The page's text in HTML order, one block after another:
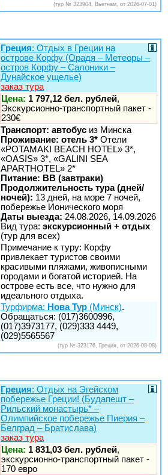
(тур № 323904, Вьетнам, от 2026-07-01)
Греция: Отдых в Греции на
острове Корфу (Орадя – Метеоры –
остров Корфу – Салоники –
Дунайское ущелье)
заказ тура
Цена: 1 797,12 бел. рублей,
Экскурсионно-транспортный пакет -
230€
Транспорт: автобус из Минска
Проживание: отель 3* Отели
«POTAMAKI BEACH HOTEL» 3*,
«OASIS» 3*, «GALINI SEA
APARTHOTEL» 2*
Питание: BB (завтраки)
Продолжительность тура (дней/
ночей): 13 дней, на море 7 ночей,
побережье Ионического моря
Даты выезда: 24.08.2026, 14.09.2026
Вид тура: экскурсионный + отдых
(тур для всех)
Примечание к туру: Корфу
привлекает туристов своими
красивыми пляжами, живописными
городами и богатой историей. На
острове есть все, что нужно для
идеального отдыха.
Турфирма: Нова Тур (Минск).
Обращаться: (017)3600996,
(017)3973177, (029)333 4449,
(029)5565567
(тур № 323176, Греция, от 2026-08-08)
Греция: Отдых на Эгейском
побережье Греции! (Будапешт –
Рильский монастырь* –
Олимпийское побережье Пиерия –
Белград – Братислава)
заказ тура
Цена: 1 831,03 бел. рублей,
экскурсионно-транспортный пакет -
170 евро